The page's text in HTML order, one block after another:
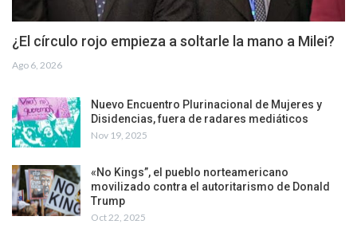
¿El círculo rojo empieza a soltarle la mano a Milei?
Ago 6, 2026
Nuevo Encuentro Plurinacional de Mujeres y
Disidencias, fuera de radares mediáticos
Nov 19, 2025
«No Kings”, el pueblo norteamericano
movilizado contra el autoritarismo de Donald
Trump
Oct 22, 2025